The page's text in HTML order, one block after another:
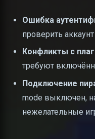
Ошибка
проверить
Конфликты с
требуют
Подключение
mode выключен,
нежелательные